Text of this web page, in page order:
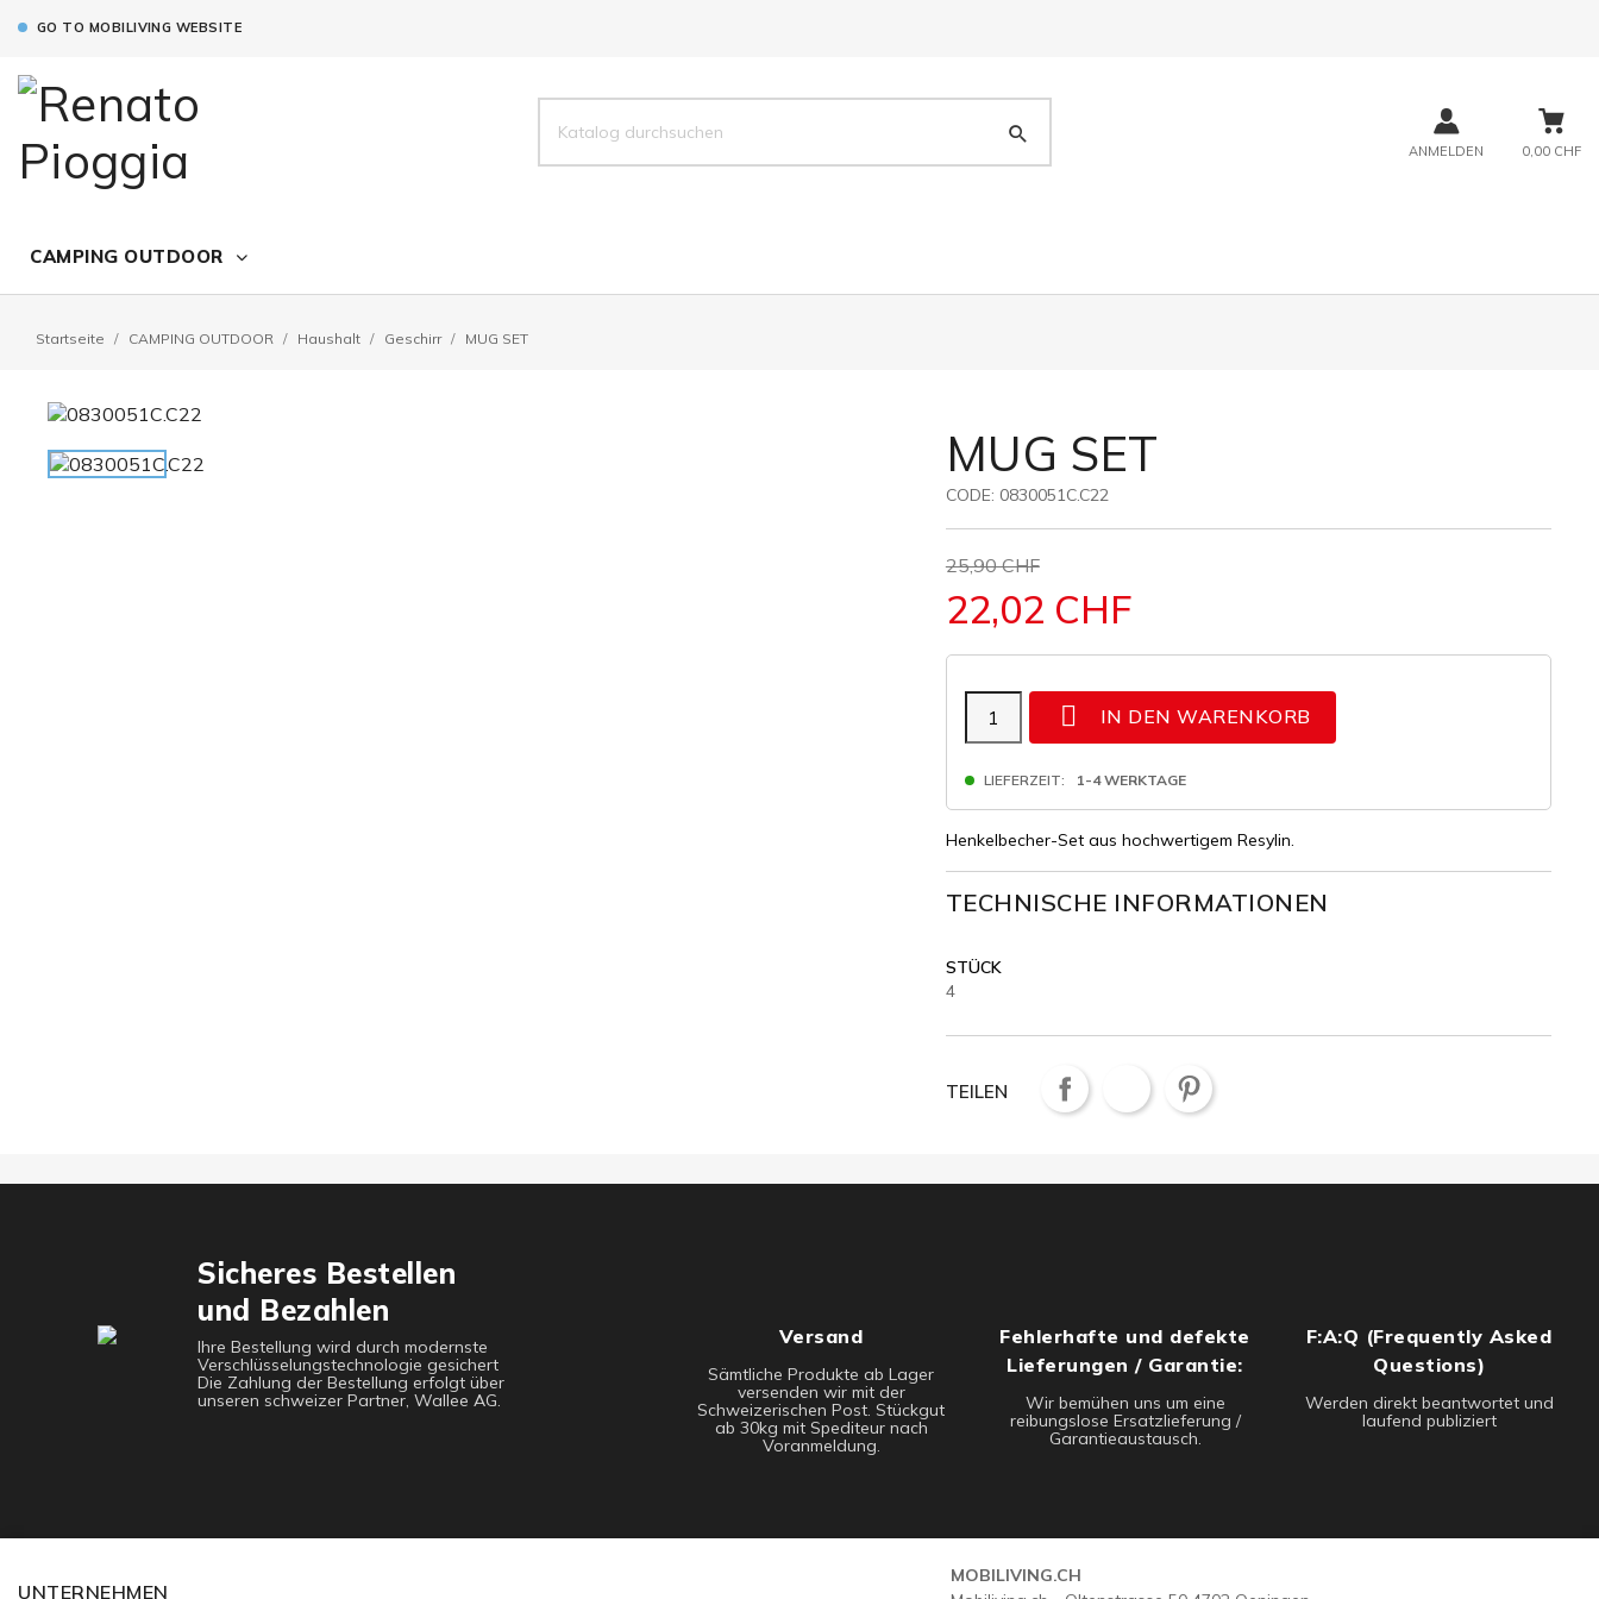
GO TO MOBILIVING WEBSITE
ANMELDEN 0,00 CHF
CAMPING OUTDOOR
Startseite CAMPING OUTDOOR Haushalt Geschirr MUG SET
MUG SET
CODE: 0830051C.C22
25,90 CHF
22,02 CHF
 IN DEN WARENKORB
LIEFERZEIT: 1-4 WERKTAGE
Henkelbecher-Set aus hochwertigem Resylin.
TECHNISCHE INFORMATIONEN
STÜCK
4
TEILEN
Sicheres Bestellen
und Bezahlen
Ihre Bestellung wird durch modernste
Verschlüsselungstechnologie gesichert
Die Zahlung der Bestellung erfolgt über
unseren schweizer Partner, Wallee AG.
Versand
Sämtliche Produkte ab Lager
versenden wir mit der
Schweizerischen Post. Stückgut
ab 30kg mit Spediteur nach
Voranmeldung.
Fehlerhafte und defekte
Lieferungen / Garantie:
Wir bemühen uns um eine
reibungslose Ersatzlieferung /
Garantieaustausch.
F:A:Q (Frequently Asked
Questions)
Werden direkt beantwortet und
laufend publiziert
UNTERNEHMEN
MOBILIVING.CH